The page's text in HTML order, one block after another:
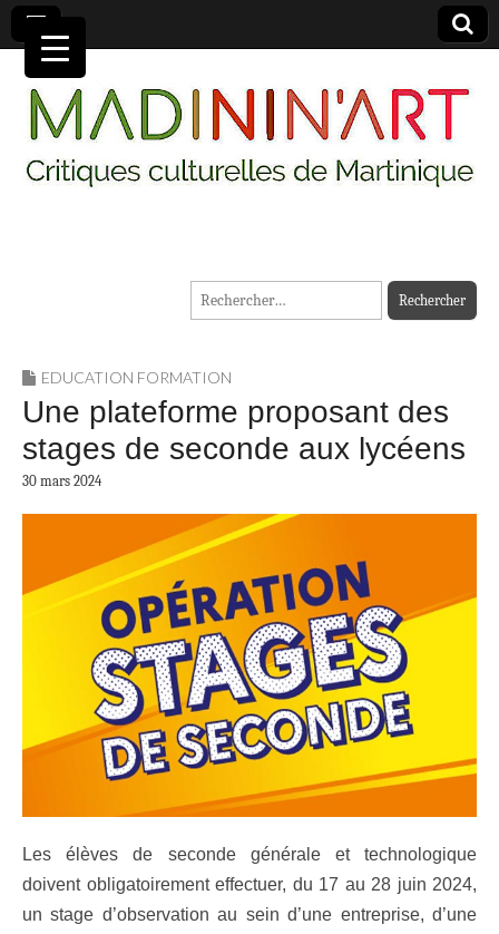
MADININ'ART
Rechercher :
EDUCATION FORMATION
Une plateforme proposant des
stages de seconde aux lycéens
30 mars 2024
Les élèves de seconde générale et technologique
doivent obligatoirement effectuer, du 17 au 28 juin 2024,
un stage d’observation au sein d’une entreprise, d’une